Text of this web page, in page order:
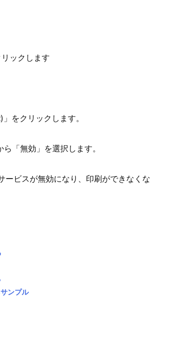
ックします
をクリックします。
「無効」を選択します。
ビスが無効になり、印刷ができなくな
ンプル